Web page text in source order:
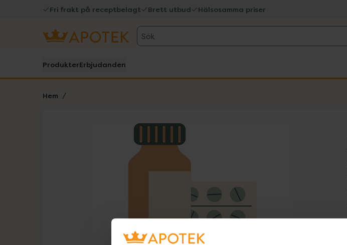
Fri frakt på receptbelagt Brett utbud Hälsosamma priser
Sök
ProdukterErbjudanden
Hem
Lista: . Innehåller 1 objekt.